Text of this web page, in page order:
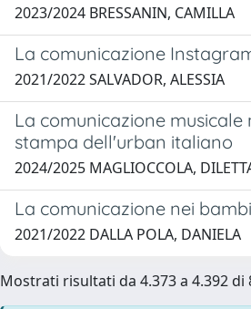
2023/2024 BRESSANIN, CAMILLA
La comunicazione
2021/2022 SALVADOR, ALESSIA
La comunicazione
stampa dell'urban italiano
2024/2025 MAGLIOCCOLA,
La comunicazione nei
2021/2022 DALLA POLA, DANIELA
Mostrati risultati da 4.373 a 4.392 di